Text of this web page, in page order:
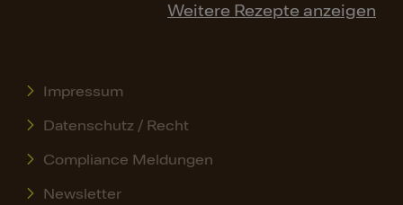
Weitere Rezepte anzeigen
Impressum
Datenschutz / Recht
Compliance Meldungen
Newsletter